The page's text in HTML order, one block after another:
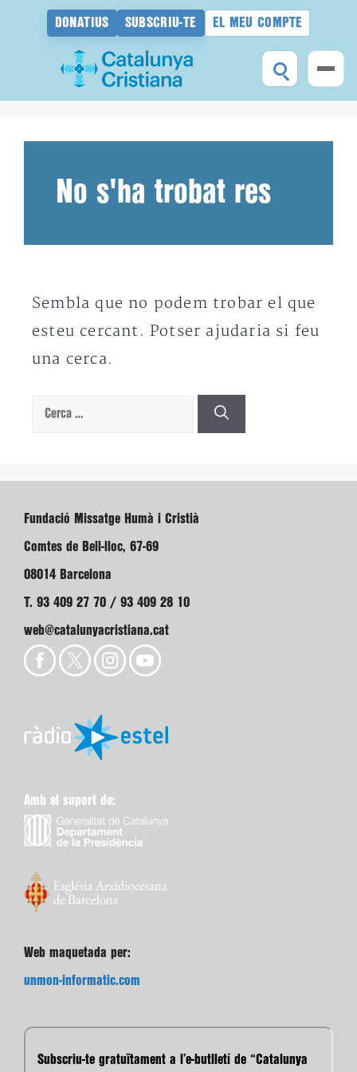
DONATIUS SUBSCRIU-TE EL MEU COMPTE
No s'ha trobat res
Sembla que no podem trobar el que
esteu cercant. Potser ajudaria si feu
una cerca.
Cerca:
Fundació Missatge Humà i Cristià
Comtes de Bell-lloc, 67-69
08014 Barcelona
T. 93 409 27 70 / 93 409 28 10
web@catalunyacristiana.cat
Amb el suport de:
Web maquetada per:
unmon-informatic.com
Subscriu-te gratuïtament a l’e-butlletí de “Catalunya